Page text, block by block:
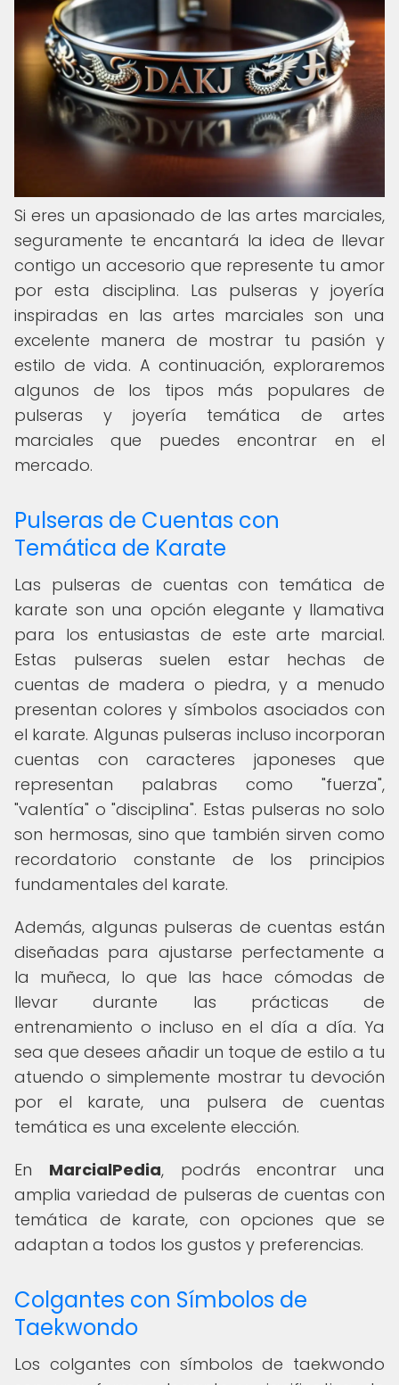
Si eres un apasionado de las artes marciales,
seguramente te encantará la idea de llevar
contigo un accesorio que represente tu amor
por esta disciplina. Las pulseras y joyería
inspiradas en las artes marciales son una
excelente manera de mostrar tu pasión y
estilo de vida. A continuación, exploraremos
algunos de los tipos más populares de
pulseras y joyería temática de artes
marciales que puedes encontrar en el
mercado.
Pulseras de Cuentas con
Temática de Karate
Las pulseras de cuentas con temática de
karate son una opción elegante y llamativa
para los entusiastas de este arte marcial.
Estas pulseras suelen estar hechas de
cuentas de madera o piedra, y a menudo
presentan colores y símbolos asociados con
el karate. Algunas pulseras incluso incorporan
cuentas con caracteres japoneses que
representan palabras como "fuerza",
"valentía" o "disciplina". Estas pulseras no solo
son hermosas, sino que también sirven como
recordatorio constante de los principios
fundamentales del karate.
Además, algunas pulseras de cuentas están
diseñadas para ajustarse perfectamente a
la muñeca, lo que las hace cómodas de
llevar durante las prácticas de
entrenamiento o incluso en el día a día. Ya
sea que desees añadir un toque de estilo a tu
atuendo o simplemente mostrar tu devoción
por el karate, una pulsera de cuentas
temática es una excelente elección.
En MarcialPedia, podrás encontrar una
amplia variedad de pulseras de cuentas con
temática de karate, con opciones que se
adaptan a todos los gustos y preferencias.
Colgantes con Símbolos de
Taekwondo
Los colgantes con símbolos de taekwondo